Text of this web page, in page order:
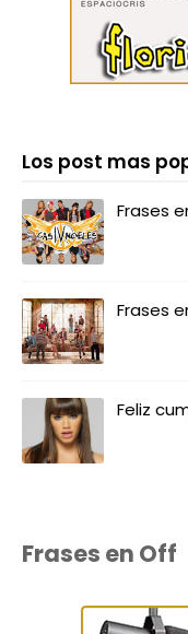
Los post mas
Frases
Frases
Feliz
Frases en Off